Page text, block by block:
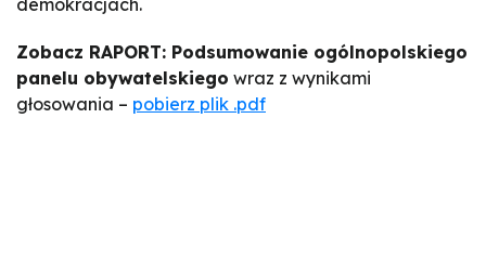
demokracjach.
Zobacz RAPORT: Podsumowanie ogólnopolskiego
panelu obywatelskiego wraz z wynikami
głosowania – pobierz plik .pdf